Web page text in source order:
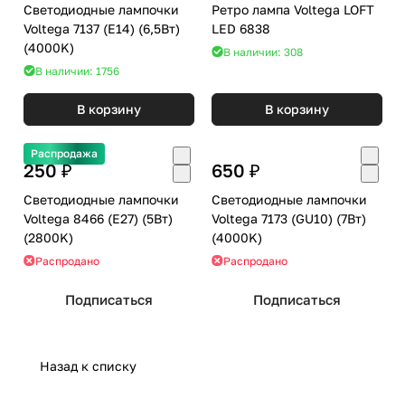
Светодиодные лампочки
Voltega 7137 (E14) (6,5Вт)
(4000K)
В наличии: 1756
В корзину
Ретро лампа Voltega LOFT
LED 6838
В наличии: 308
В корзину
Распродажа
250 ₽
Светодиодные лампочки
Voltega 8466 (E27) (5Вт)
(2800K)
Распродано
Подписаться
650 ₽
Светодиодные лампочки
Voltega 7173 (GU10) (7Вт)
(4000K)
Распродано
Подписаться
Назад к списку